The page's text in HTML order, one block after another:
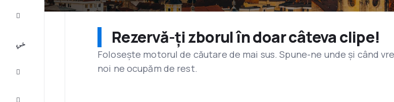
Rezervă-ți zborul în doar câteva clipe!
Folosește motorul de căutare de mai sus. Spune-ne unde și când
noi ne ocupăm de rest.